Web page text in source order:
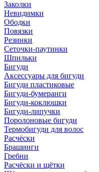
Заколки
Невидимки
Ободки
Повязки
Резинки
Сеточки-паутинки
Шпильки
Бигуди
Аксессуары для бигуди
Бигуди пластиковые
Бигуди-бумеранги
Бигуди-коклюшки
Бигуди-липучки
Поролоновые бигуди
Термобигуди для волос
Расчёски
Брашинги
Гребни
Расчёски и щётки